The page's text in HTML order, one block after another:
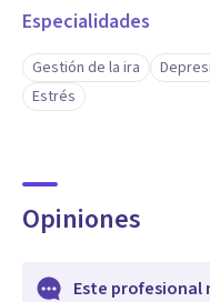
Especialidades
Gestión de la ira
Estrés
Opiniones
Este profesional